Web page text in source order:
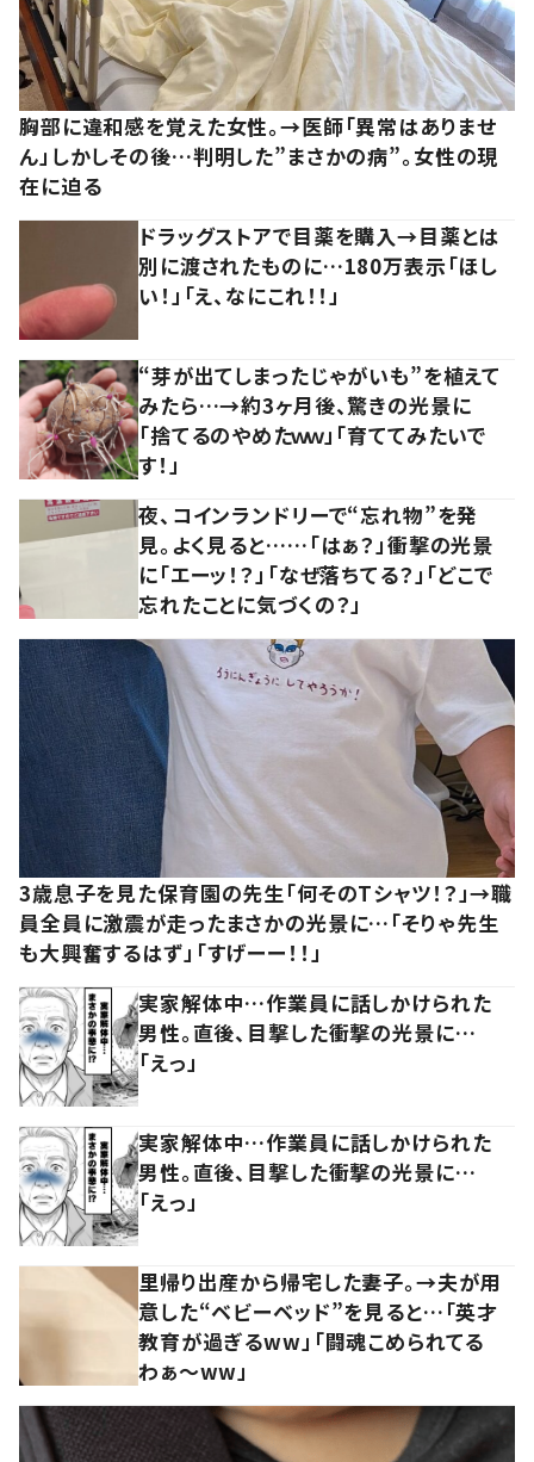
胸部に違和感を覚えた女性。→医師「異常はありませ
ん」しかしその後…判明した”まさかの病”。女性の現
在に迫る
ドラッグストアで目薬を購入→目薬とは
別に渡されたものに…180万表示「ほし
い！」「え、なにこれ！！」
“芽が出てしまったじゃがいも”を植えて
みたら…→約3ヶ月後、驚きの光景に
「捨てるのやめたｗｗ」「育ててみたいで
す！」
夜、コインランドリーで“忘れ物”を発
見。よく見ると……「はぁ？」衝撃の光景
に「エーッ！？」「なぜ落ちてる？」「どこで
忘れたことに気づくの？」
3歳息子を見た保育園の先生「何そのTシャツ！？」→職
員全員に激震が走ったまさかの光景に…「そりゃ先生
も大興奮するはず」「すげーー！！」
実家解体中…作業員に話しかけられた
男性。直後、目撃した衝撃の光景に…
「えっ」
実家解体中…作業員に話しかけられた
男性。直後、目撃した衝撃の光景に…
「えっ」
里帰り出産から帰宅した妻子。→夫が用
意した“ベビーベッド”を見ると…「英才
教育が過ぎるww」「闘魂こめられてる
わぁ～ww」